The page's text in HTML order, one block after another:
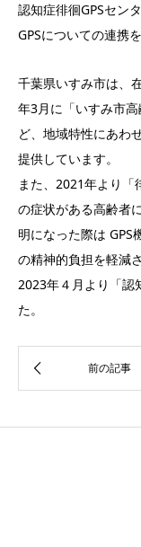
認知症徘徊GPSセン
GPSについての連携
千葉県いすみ市は、
年3月に「いすみ市
ど、地域特性にあわ
提供しています。
また、2021年より「
の症状がある高齢者
明になった際は
の精神的負担を軽減
2023年４月より「認
た。